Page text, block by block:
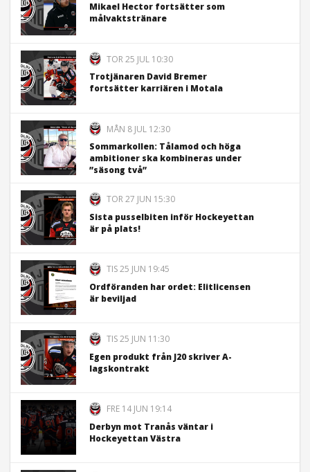
Mikael Hector fortsätter som
målvaktstränare
TOR 25 JUL 10:30
Trotjänaren David Bremer
fortsätter karriären i Motala
MÅN 8 JUL 12:30
Sommarkollen: Tålamod och höga
ambitioner ska kombineras under
”säsong två”
TOR 27 JUN 15:30
Sista pusselbiten inför Hockeyettan
är på plats!
TIS 25 JUN 19:45
Ordföranden har ordet: Elitlicensen
är beviljad
TIS 25 JUN 11:30
Egen produkt från J20 skriver A-
lagskontrakt
FRE 14 JUN 19:14
Derbyn mot Tranås väntar i
Hockeyettan Västra